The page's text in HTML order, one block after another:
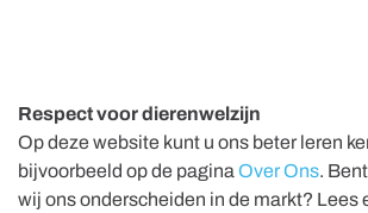
Respect voor dierenwelzijn
Op deze website kunt u ons beter leren
bijvoorbeeld op de pagina Over Ons.
wij ons onderscheiden in de markt? Lees